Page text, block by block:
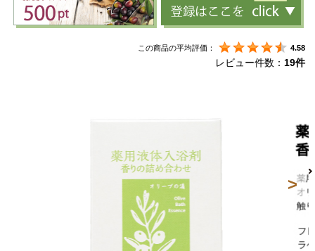
この商品の平均評価： 4.58
レビュー件数： 19件